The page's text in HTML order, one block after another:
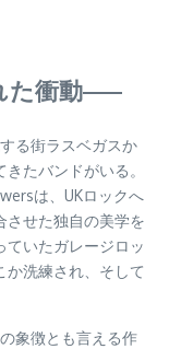
た衝動——
る街ラスベガスか
たバンドがいる。
は、UKロックへ
させた独自の美学を
ていたガレージロッ
か洗練され、そして
象徴とも言える作